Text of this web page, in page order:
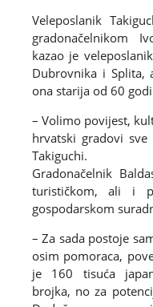
Veleposlanik
gradonačelnikom
kazao je
Dubrovnika i Splita,
ona starija od 60
– Volimo povijest,
hrvatski gradovi sve
Takiguchi.
Gradonačelnik
turističkom, ali i
gospodarskom
– Za sada postoje
osim pomoraca,
je 160 tisuća
brojka, no za